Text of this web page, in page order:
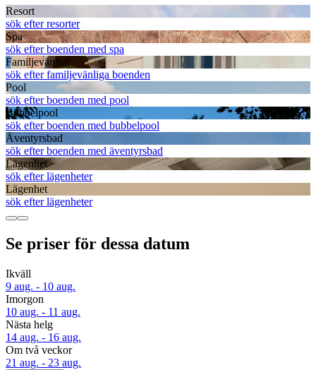
Resort
sök efter resorter
Spa
sök efter boenden med spa
Familjevänligt
sök efter familjevänliga boenden
Pool
sök efter boenden med pool
Bubbelpool
sök efter boenden med bubbelpool
Äventyrsbad
sök efter boenden med äventyrsbad
Lägenhet
sök efter lägenheter
Lägenhet
sök efter lägenheter
Se priser för dessa datum
Ikväll
9 aug. - 10 aug.
Imorgon
10 aug. - 11 aug.
Nästa helg
14 aug. - 16 aug.
Om två veckor
21 aug. - 23 aug.